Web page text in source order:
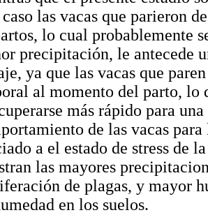
caso las vacas que parieron
lo cual probablemente
precipitación, le antecede
ya que las vacas que
al momento del parto, lo
más rápido para
de las vacas
a el estado de stress de
las mayores
de plagas, y mayor
en los suelos.